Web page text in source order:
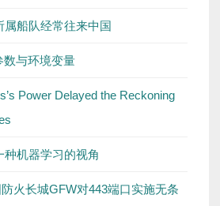
船队经常往来中国
数与环境变量
Power Delayed the Reckoning
机器学习的视角
火长城GFW对443端口实施无条